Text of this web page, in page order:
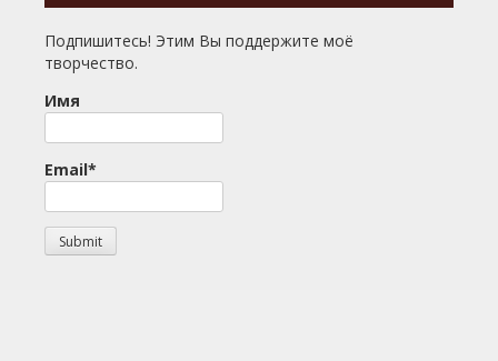
Подпишитесь! Этим Вы поддержите моё
творчество.
Имя
Email*